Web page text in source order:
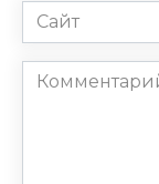
Сайт
Комментарий